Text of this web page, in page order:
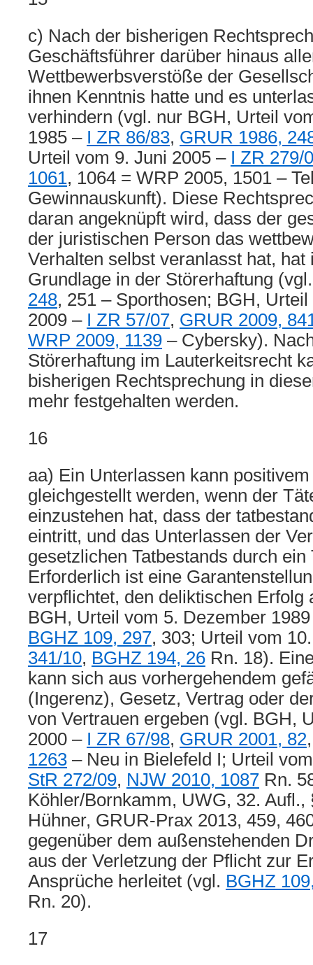
c) Nach der bisherigen
Geschäftsführer darüber hinaus
Wettbewerbsverstöße der
ihnen Kenntnis hatte und es
verhindern (vgl. nur BGH, Urteil
1985 – I ZR 86/83, GRUR 1986,
Urteil vom 9. Juni 2005 – I ZR 279/
1061, 1064 = WRP 2005, 1501 –
Gewinnauskunft). Diese
daran angeknüpft wird, dass der
der juristischen Person das
Verhalten selbst veranlasst hat,
Grundlage in der Störerhaftung
248, 251 – Sporthosen; BGH,
2009 – I ZR 57/07, GRUR 2009,
WRP 2009, 1139 – Cybersky).
Störerhaftung im Lauterkeitsrecht
bisherigen Rechtsprechung in
mehr festgehalten werden.
16
aa) Ein Unterlassen kann
gleichgestellt werden, wenn der
einzustehen hat, dass der
eintritt, und das Unterlassen der
gesetzlichen Tatbestands durch ein
Erforderlich ist eine
verpflichtet, den deliktischen Erfolg
BGH, Urteil vom 5. Dezember
BGHZ 109, 297, 303; Urteil vom
341/10, BGHZ 194, 26 Rn. 18).
kann sich aus vorhergehendem
(Ingerenz), Gesetz, Vertrag oder
von Vertrauen ergeben (vgl. BGH,
2000 – I ZR 67/98, GRUR 2001, 82
1263 – Neu in Bielefeld I; Urteil
StR 272/09, NJW 2010, 1087 Rn.
Köhler/Bornkamm, UWG, 32. Aufl.,
Hühner, GRUR-Prax 2013, 459,
gegenüber dem außenstehenden
aus der Verletzung der Pflicht zur
Ansprüche herleitet (vgl. BGHZ
Rn. 20).
17